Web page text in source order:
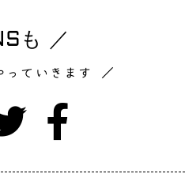
も ／
ていきます ／